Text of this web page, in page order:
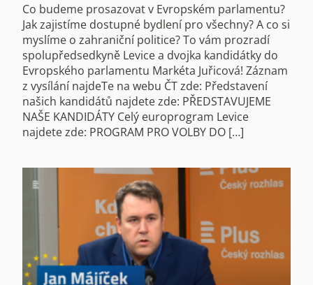
Co budeme prosazovat v Evropském parlamentu?
Jak zajistíme dostupné bydlení pro všechny? A co si
myslíme o zahraniční politice? To vám prozradí
spolupředsedkyně Levice a dvojka kandidátky do
Evropského parlamentu Markéta Juřicová! Záznam
z vysílání najdeTe na webu ČT zde: Představení
našich kandidátů najdete zde: PŘEDSTAVUJEME
NAŠE KANDIDÁTY Celý europrogram Levice
najdete zde: PROGRAM PRO VOLBY DO […]